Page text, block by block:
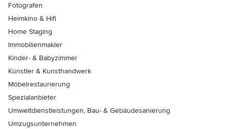
Fotografen
Heimkino & Hifi
Home Staging
Immobilienmakler
Kinder- & Babyzimmer
Künstler & Kunsthandwerk
Möbelrestaurierung
Spezialanbieter
Umweltdienstleistungen, Bau- & Gebäudesanierung
Umzugsunternehmen